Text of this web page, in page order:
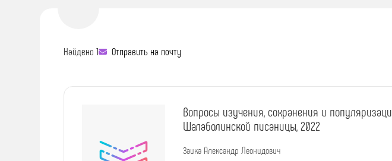
Найдено 1 Отправить на почту
Вопросы изучения, сохранения и
Шалаболинской писаницы, 2022
Заика Александр Леонидович